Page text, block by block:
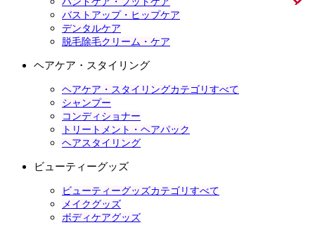
バストアップ・ヒップケア
デンタルケア
脱毛除毛クリーム・ケア
ヘアケア・スタイリング
ヘアケア・スタイリングカテゴリすべて
シャンプー
コンディショナー
トリートメント・ヘアパック
ヘアスタイリング
ビューティーグッズ
ビューティーグッズカテゴリすべて
メイクグッズ
ボディケアグッズ